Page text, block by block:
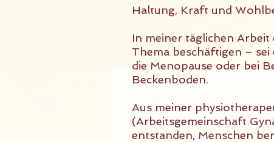
Haltung, Kraft und
In meiner täglichen Arbeit
Thema beschäftigen –
die Menopause oder bei
Beckenboden.
Aus meiner
(Arbeitsgemeinschaft
entstanden, Menschen